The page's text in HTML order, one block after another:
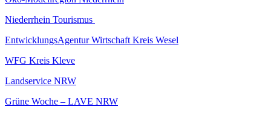
Niederrhein Tourismus
EntwicklungsAgentur Wirtschaft Kreis Wesel
WFG Kreis Kleve
Landservice NRW
Grüne Woche – LAVE NRW